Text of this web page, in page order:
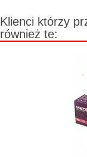
Klienci którzy
również te: